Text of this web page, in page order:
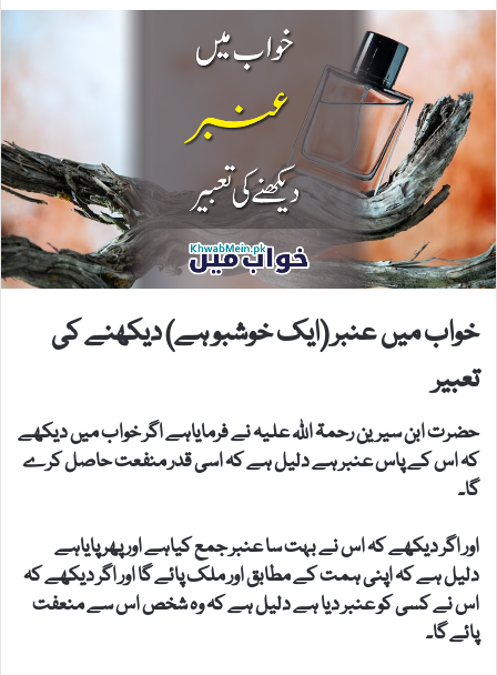
خواب میں عنبر (ایک خوشبو ہے) دیکھنے کی
تعبیر
حضرت ابن سیرین رحمۃ اللہ علیہ نے فرمایاہے اگر خواب میں دیکھے
کہ اس کے پاس عنبر ہے دلیل ہے کہ اسی قدر منفعت حاصل کرے
گا۔
اور اگر دیکھے کہ اس نے بہت سا عنبر جمع کیاہے اور پھر پایاہے
دلیل ہے کہ اپنی ہمت کے مطابق اور ملک پائے گا اور اگر دیکھے کہ
اس نے کسی کو عنبر دیا ہے دلیل ہے کہ وہ شخص اس سے منعفت
پائے گا۔